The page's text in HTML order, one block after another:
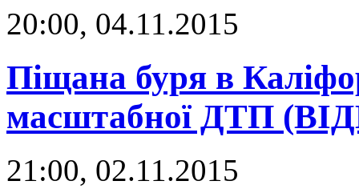
20:00, 04.11.2015
Піщана буря в
масштабної ДТП
21:00, 02.11.2015